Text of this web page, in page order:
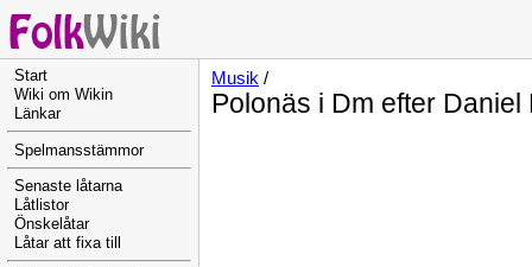
Start
Wiki om Wikin
Länkar
Spelmansstämmor
Senaste låtarna
Låtlistor
Önskelåtar
Låtar att fixa till
Musik /
Polonäs i Dm efter Daniel